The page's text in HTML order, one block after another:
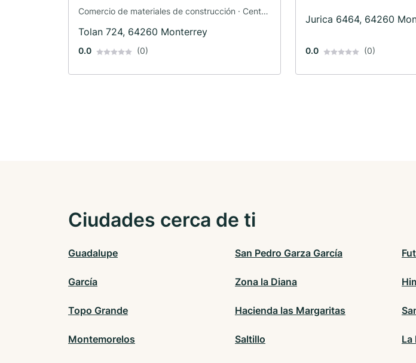
Comercio de materiales de construcción · Centro
Tolan 724, 64260 Monterrey
0.0 (0)
Jurica 6464, 64260
0.0 (0)
Ciudades cerca de ti
Guadalupe San Pedro Garza García
García Zona la Diana
Topo Grande Hacienda las Margaritas
Montemorelos Saltillo La